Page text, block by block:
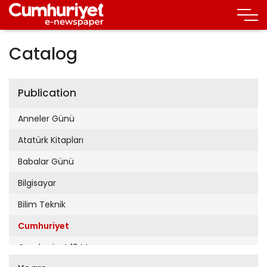
Catalog
Publication
Anneler Günü
Atatürk Kitapları
Babalar Günü
Bilgisayar
Bilim Teknik
Cumhuriyet
Cumhuriyet 19 Mayıs